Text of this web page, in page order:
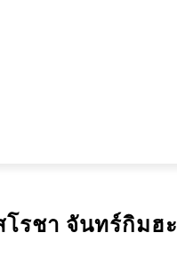
รชา จันทร์กิมฮะ